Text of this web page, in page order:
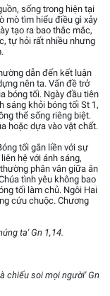
sống trong hiện tại
mò tìm hiểu điều gì xảy
tạo ra bao thắc mắc,
tự hỏi rất nhiều nhưng
dẫn đến kết luận
nên ta. Vấn đề trở
bóng tối. Ngày đầu tiên
sáng khỏi bóng tối St 1,
thể sống riêng biệt.
hoặc dựa vào vật chất.
tối gắn liền với sự
hệ với ánh sáng,
phân vân giữa ân
tình yêu không bao
tối làm chủ. Ngôi Hai
cứu chuộc. Chương
ta' Gn 1,14.
chiếu soi mọi người' Gn